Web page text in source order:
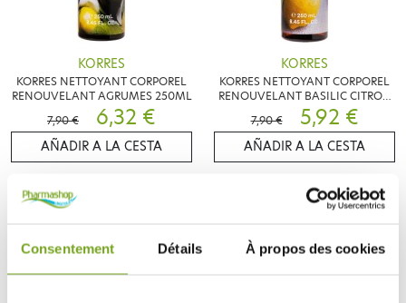
Consentement Détails À propos des cookies
KORRES
KORRES NETTOYANT CORPOREL
RENOUVELANT AGRUMES 250ML
7,90 €
6,32 €
AÑADIR A LA CESTA
KORRES
KORRES NETTOYANT CORPOREL
RENOUVELANT BASILIC CITRON
250ML
7,90 € 5,92 €
AÑADIR A LA CESTA